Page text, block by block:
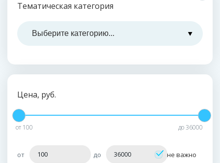
Тематическая категория
Цена, руб.
от 100 до36000
от до не важно